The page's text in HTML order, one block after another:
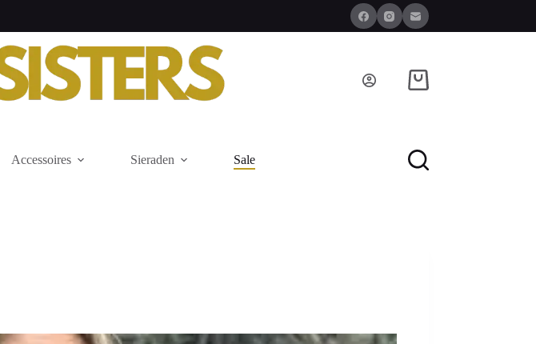
Winkelwagen
Accessoires Sieraden Sale